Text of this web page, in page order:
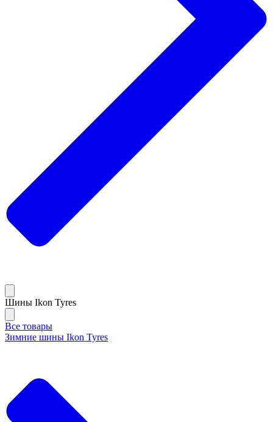
Шины Ikon Tyres
Все товары
Зимние шины Ikon Tyres